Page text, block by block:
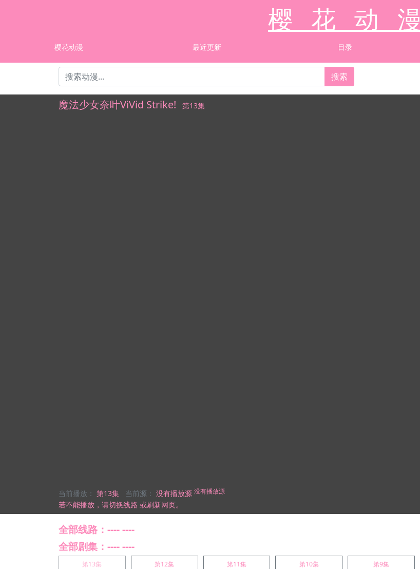
樱 花 动 漫
樱花动漫 最近更新 目录
搜索
魔法少女奈叶ViVid Strike! 第13集
当前播放： 第13集 当前源： 没有播放源 没有播放源
若不能播放， 请切换线路 或刷新网页。
全部线路：---- ----
全部剧集：---- ----
第13集 第12集 第11集 第10集 第9集